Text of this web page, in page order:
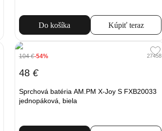
Do košíka Kúpiť teraz
104€-54% 27458
48 €
Sprchová batéria AM.PM X-Joy S FXB20033
jednopáková, biela